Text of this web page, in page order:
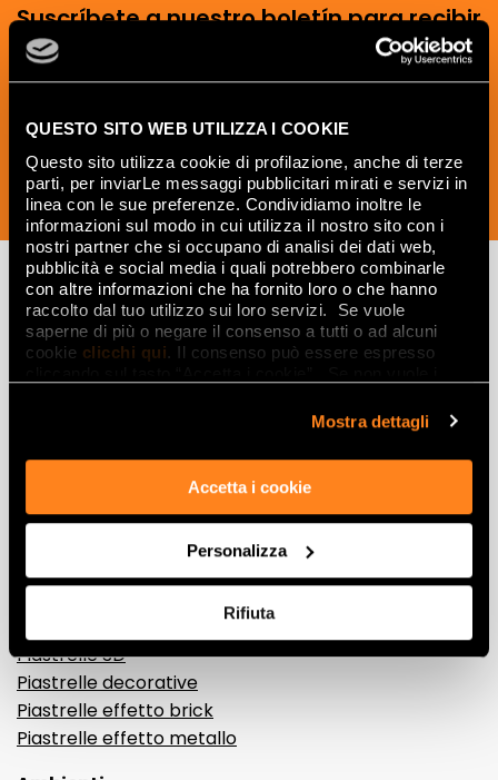
QUESTO SITO WEB UTILIZZA I COOKIE
Questo sito utilizza cookie di profilazione, anche di terze
parti, per inviarLe messaggi pubblicitari mirati e servizi in
linea con le sue preferenze. Condividiamo inoltre le
informazioni sul modo in cui utilizza il nostro sito con i
nostri partner che si occupano di analisi dei dati web,
pubblicità e social media i quali potrebbero combinarle
con altre informazioni che ha fornito loro o che hanno
raccolto dal tuo utilizzo sui loro servizi. Se vuole
saperne di più o negare il consenso a tutti o ad alcuni
cookie clicchi qui. Il consenso può essere espresso
Mostra dettagli
Accetta i cookie
Personalizza
Rifiuta
Suscríbete a nuestro boletín para recibir
noticias, actualizaciones e ideas
creativas del mundo de la cerámica y el
SUSCRÍBETE AHORA
Lasciati
ispirare
Gres porcellanato effetto marmo
Gres porcellanato effetto legno
Gres porcellanato effetto resina e cemento
Piastrelle 3D
Piastrelle decorative
Piastrelle effetto brick
Piastrelle effetto metallo